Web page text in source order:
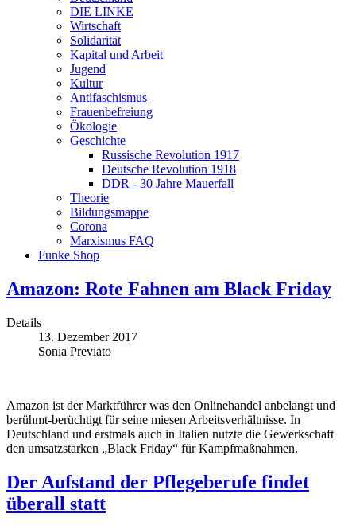
DIE LINKE
Wirtschaft
Solidarität
Kapital und Arbeit
Jugend
Kultur
Antifaschismus
Frauenbefreiung
Ökologie
Geschichte
Russische Revolution 1917
Deutsche Revolution 1918
DDR - 30 Jahre Mauerfall
Theorie
Bildungsmappe
Corona
Marxismus FAQ
Funke Shop
Amazon: Rote Fahnen am Black Friday
Details
13. Dezember 2017
Sonia Previato
Amazon ist der Marktführer was den Onlinehandel anbelangt und
berühmt-berüchtigt für seine miesen Arbeitsverhältnisse. In
Deutschland und erstmals auch in Italien nutzte die Gewerkschaft
den umsatzstarken „Black Friday“ für Kampfmaßnahmen.
Der Aufstand der Pflegeberufe findet
überall statt